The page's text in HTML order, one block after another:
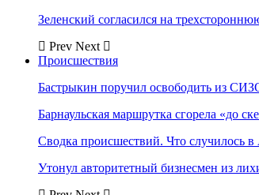
Зеленский согласился на
Prev Next
Происшествия
Бастрыкин поручил освободить из
Барнаульская маршрутка сгорела «до
Сводка происшествий. Что случилось в
Утонул авторитетный бизнесмен из